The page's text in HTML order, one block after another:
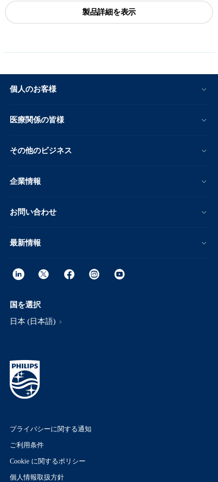
製品詳細を表示
個人のお客様
医療関係の皆様
その他のビジネス
企業情報
お問い合わせ
最新情報
国を選択
日本 (日本語)
プライバシーに関する通知
ご利用条件
Cookie に関するポリシー
個人情報取扱方針